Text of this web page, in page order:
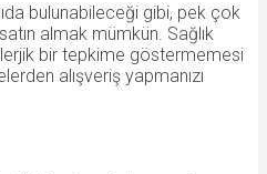
bulunabileceği gibi, pek çok
almak mümkün. Sağlık
bir tepkime göstermemesi
alışveriş yapmanızı